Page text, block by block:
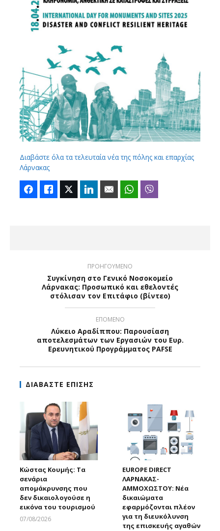
Διαβάστε όλα τα τελευταία νέα της πόλης και επαρχίας
Λάρνακας
FacebookLike Twitter LinkedIn Email WhatsApp
ΠΡΟΗΓΟΥΜΕΝΟ
Συγκίνηση στο Γενικό Νοσοκομείο
Λάρνακας: Προσωπικό και εθελοντές
στόλισαν τον Επιτάφιο (βίντεο)
ΕΠΟΜΕΝΟ
Λύκειο Αραδίππου: Παρουσίαση
αποτελεσμάτων των Εργασιών του Ευρ.
Ερευνητικού Προγράμματος PAFSE
ΔΙΑΒΑΣΤΕ ΕΠΙΣΗΣ
Κώστας Κουμής: Τα
σενάρια
απομάκρυνσης που
δεν δικαιολογούσε η
εικόνα του τουρισμού
07/08/2026
EUROPE DIRECT
ΛΑΡΝΑΚΑΣ-
ΑΜΜΟΧΩΣΤΟΥ: Νέα
δικαιώματα
εφαρμόζονται πλέον
για τη διευκόλυνση
της επισκευής αγαθών